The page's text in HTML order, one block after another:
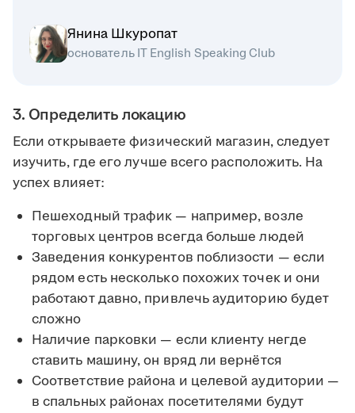
Янина Шкуропат
основатель IT English Speaking Club
3. Определить локацию
Если открываете физический магазин, следует
изучить, где его лучше всего расположить. На
успех влияет:
Пешеходный трафик — например, возле
торговых центров всегда больше людей
Заведения конкурентов поблизости — если
рядом есть несколько похожих точек и они
работают давно, привлечь аудиторию будет
сложно
Наличие парковки — если клиенту негде
ставить машину, он вряд ли вернётся
Соответствие района и целевой аудитории —
в спальных районах посетителями будут